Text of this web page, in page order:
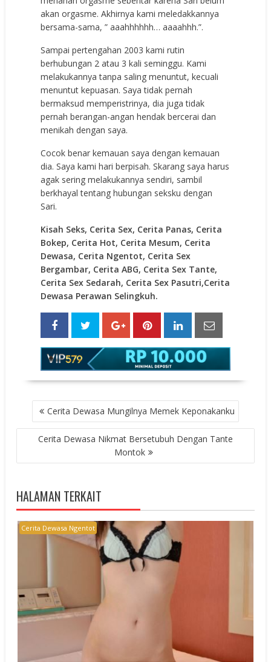
akan orgasme. Akhirnya kami meledakkannya
bersama-sama, ” aaahhhhhh… aaaahhh.”.
Sampai pertengahan 2003 kami rutin
berhubungan 2 atau 3 kali seminggu. Kami
melakukannya tanpa saling menuntut, kecuali
menuntut kepuasan. Saya tidak pernah
bermaksud memperistrinya, dia juga tidak
pernah berangan-angan hendak bercerai dan
menikah dengan saya.
Cocok benar kemauan saya dengan kemauan
dia. Saya kami hari berpisah. Skarang saya harus
agak sering melakukannya sendiri, sambil
berkhayal tentang hubungan seksku dengan
Sari.
Kisah Seks, Cerita Sex, Cerita Panas, Cerita
Bokep, Cerita Hot, Cerita Mesum, Cerita
Dewasa, Cerita Ngentot, Cerita Sex
Bergambar, Cerita ABG, Cerita Sex Tante,
Cerita Sex Sedarah, Cerita Sex Pasutri,Cerita
Dewasa Perawan Selingkuh.
POST
NAVIGATIONCerita Dewasa Mungilnya Memek Keponakanku
Cerita Dewasa Nikmat Bersetubuh Dengan Tante
Montok
HALAMAN TERKAIT
Cerita Dewasa Ngentot